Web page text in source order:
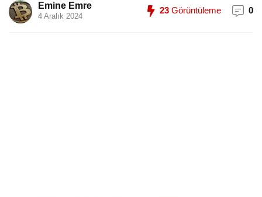
Emine Emre
4 Aralık 2024
23 Görüntüleme 0